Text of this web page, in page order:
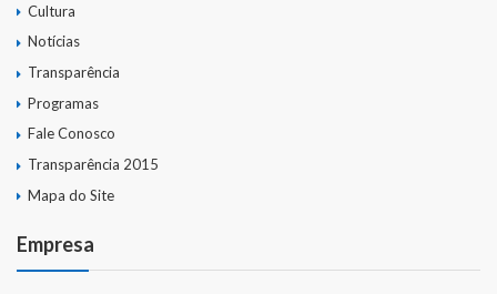
Cultura
Notícias
Transparência
Programas
Fale Conosco
Transparência 2015
Mapa do Site
Empresa